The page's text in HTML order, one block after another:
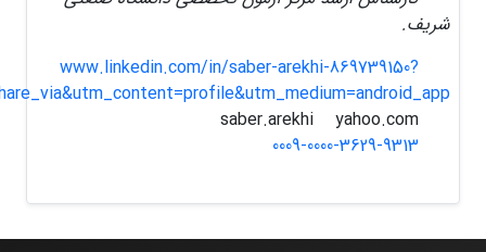
شریف.
www.linkedin.com/in/saber-arekhi-869739150?
yahoo.com
0009-0000-3629-9313